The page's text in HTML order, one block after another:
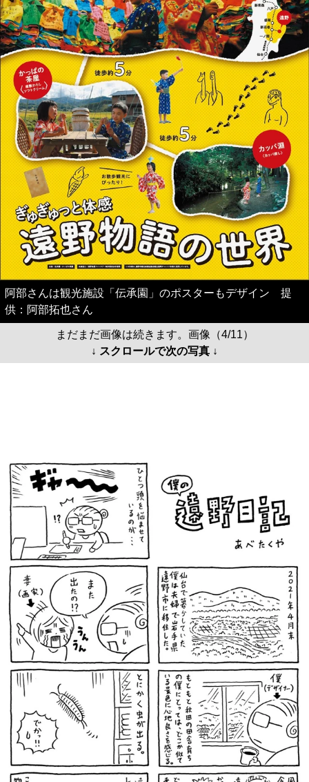
阿部さんは観光施設「伝承園」のポスターもデザイン 提
供：阿部拓也さん
まだまだ画像は続きます。画像（4/11）
↓ スクロールで次の写真 ↓